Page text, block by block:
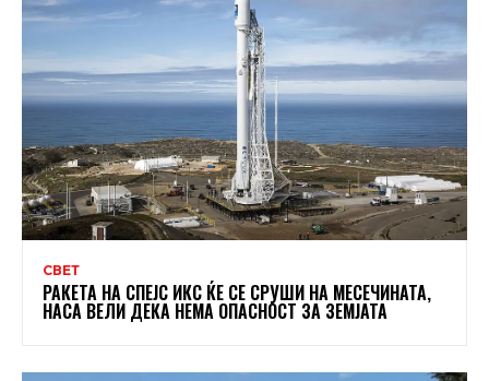
СВЕТ
РАКЕТА НА СПЕЈС ИКС ЌЕ СЕ СРУШИ НА МЕСЕЧИНАТА,
НАСА ВЕЛИ ДЕКА НЕМА ОПАСНОСТ ЗА ЗЕМЈАТА